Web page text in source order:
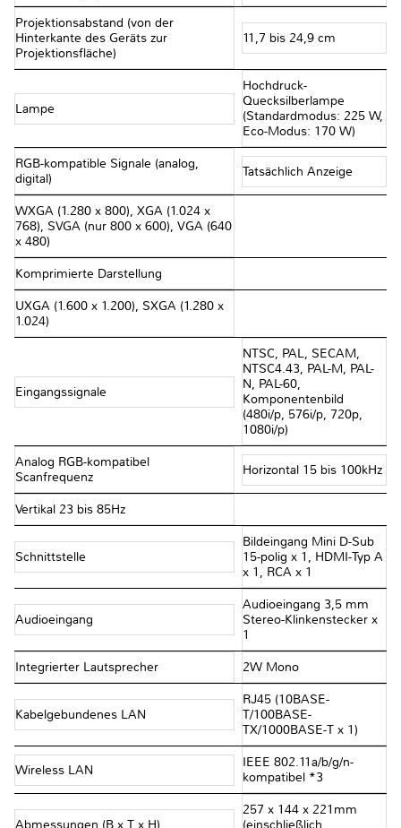
Projektionsabstand (von der
Hinterkante des Geräts zur
Projektionsfläche)
11,7 bis 24,9 cm
Lampe
Hochdruck-
Quecksilberlampe
(Standardmodus: 225 W,
Eco-Modus: 170 W)
RGB-kompatible Signale (analog,
digital)
Tatsächlich Anzeige
WXGA (1.280 x 800), XGA (1.024 x
768), SVGA (nur 800 x 600), VGA (640
x 480)
Komprimierte Darstellung
UXGA (1.600 x 1.200), SXGA (1.280 x
1.024)
Eingangssignale
NTSC, PAL, SECAM,
NTSC4.43, PAL-M, PAL-
N, PAL-60,
Komponentenbild
(480i/p, 576i/p, 720p,
1080i/p)
Analog RGB-kompatibel
Scanfrequenz
Horizontal 15 bis 100kHz
Vertikal 23 bis 85Hz
Schnittstelle
Bildeingang Mini D-Sub
15-polig x 1, HDMI-Typ A
x 1, RCA x 1
Audioeingang
Audioeingang 3,5 mm
Stereo-Klinkenstecker x
1
Integrierter Lautsprecher 2W Mono
Kabelgebundenes LAN
RJ45 (10BASE-
T/100BASE-
TX/1000BASE-T x 1)
Wireless LAN
IEEE 802.11a/b/g/n-
kompatibel *3
257 x 144 x 221mm